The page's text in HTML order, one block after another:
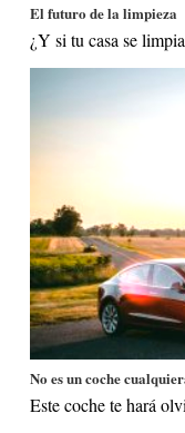
El futuro de la limpieza
¿Y si tu casa se
No es un coche
Este coche te hará